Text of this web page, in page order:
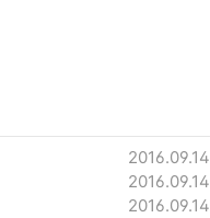
2016.09.14
2016.09.14
2016.09.14